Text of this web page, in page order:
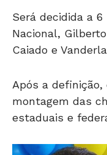
Será decidida a
Nacional,
Caiado e
Após a
montagem das
estaduais e